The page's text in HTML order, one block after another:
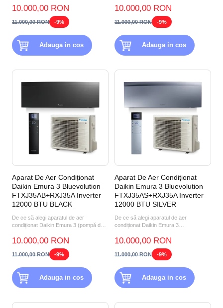
10.000,00 RON
11.000,00 RON -9%
Adauga in cos
10.000,00 RON
11.000,00 RON -9%
Adauga in cos
Aparat De Aer Condiționat
Daikin Emura 3 Bluevolution
FTXJ35AB+RXJ35A Inverter
12000 BTU BLACK
De ce să alegi aparatul de aer
condiționat Daikin Emura 3 (pompă de
10.000,00 RON
11.000,00 RON -9%
Adauga in cos
Aparat De Aer Condiționat
Daikin Emura 3 Bluevolution
FTXJ35AS+RXJ35A Inverter
12000 BTU SILVER
De ce să alegi aparatul de aer
condiționat Daikin Emura 3
SILVER?...
10.000,00 RON
11.000,00 RON -9%
Adauga in cos